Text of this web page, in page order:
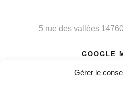
Gérer le
5 rue des vallées
GOOGLE